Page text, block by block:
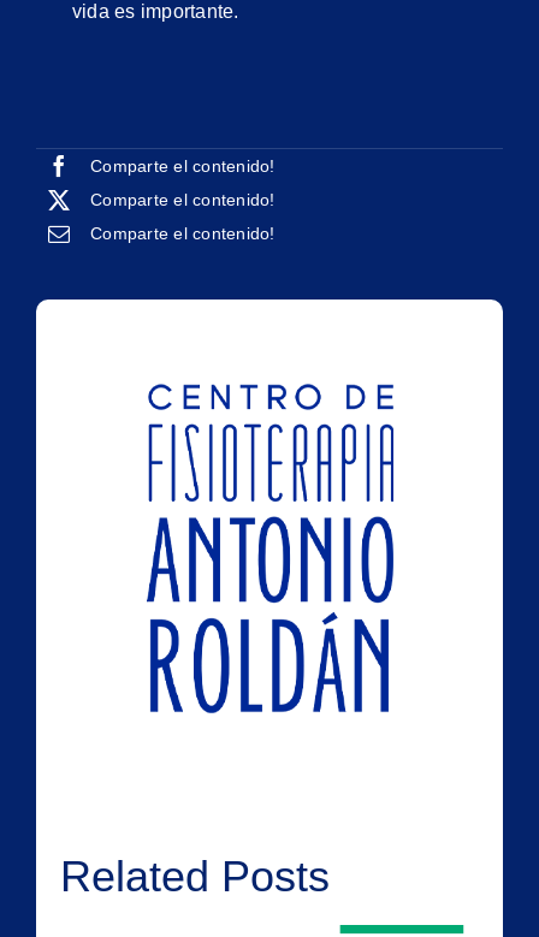
Related Posts
vida es importante.
Comparte el contenido!
Comparte el contenido!
Comparte el contenido!